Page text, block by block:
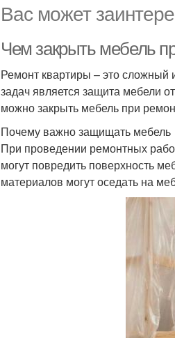
Вас может
Чем закрыть мебель
Ремонт квартиры – это сложный
задач является защита мебели
можно закрыть мебель при
Почему важно защищать мебель
При проведении ремонтных
могут повредить поверхность
материалов могут оседать на